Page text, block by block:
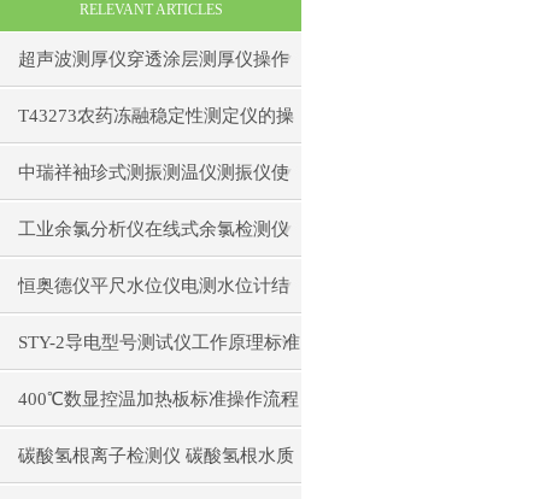
RELEVANT ARTICLES
超声波测厚仪穿透涂层测厚仪操作
前准备操作步骤
T43273农药冻融稳定性测定仪的操
作使用
中瑞祥袖珍式测振测温仪测振仪使
用注意事项工作原理
工业余氯分析仪在线式余氯检测仪
日常维护注意事项安装与接线步骤
恒奥德仪平尺水位仪电测水位计结
构原理操作使用
STY-2导电型号测试仪工作原理标准
操作流程
400℃数显控温加热板标准操作流程
碳酸氢根离子检测仪 碳酸氢根水质